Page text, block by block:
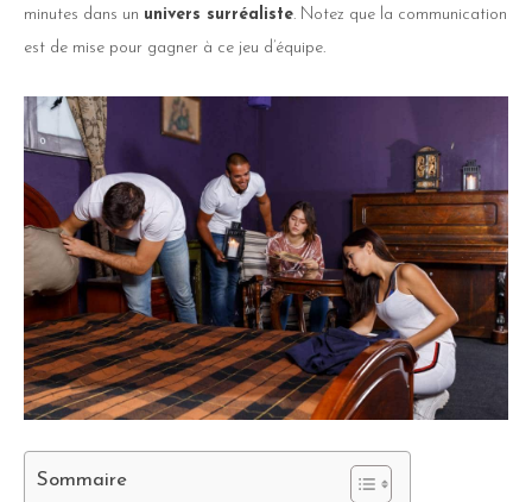
minutes dans un univers surréaliste. Notez que la communication
est de mise pour gagner à ce jeu d’équipe.
Sommaire